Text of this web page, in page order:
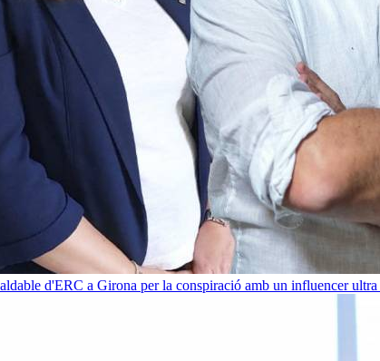
d'ERC a Girona per la conspiració amb un influencer ultra